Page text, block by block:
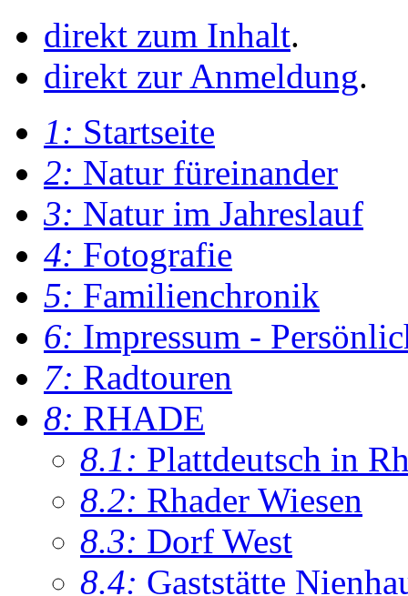
direkt zum Inhalt.
direkt zur Anmeldung.
1: Startseite
2: Natur füreinander
3: Natur im Jahreslauf
4: Fotografie
5: Familienchronik
6: Impressum -
7: Radtouren
8: RHADE
8.1: Plattdeutsch in
8.2: Rhader Wiesen
8.3: Dorf West
8.4: Gaststätte